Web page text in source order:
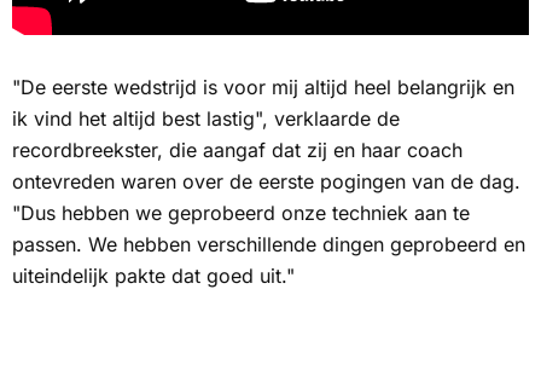
"De eerste wedstrijd is voor mij altijd heel belangrijk en
ik vind het altijd best lastig", verklaarde de
recordbreekster, die aangaf dat zij en haar coach
ontevreden waren over de eerste pogingen van de dag.
"Dus hebben we geprobeerd onze techniek aan te
passen. We hebben verschillende dingen geprobeerd en
uiteindelijk pakte dat goed uit."